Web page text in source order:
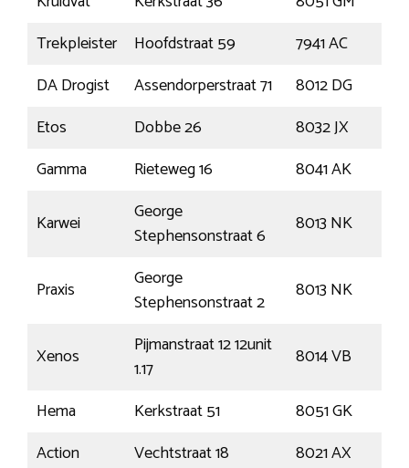
Trekpleister
Hoofdstraat 59 7941 AC
DA Drogist
Assendorperstraat 71 8012 DG
Etos
Dobbe 26 8032 JX
Gamma
Rieteweg 16 8041 AK
Karwei
George
Stephensonstraat 6
8013 NK
Praxis
George
Stephensonstraat 2
8013 NK
Xenos
Pijmanstraat 12 12unit
1.17
8014 VB
Hema
Kerkstraat 51 8051 GK
Action
Vechtstraat 18 8021 AX